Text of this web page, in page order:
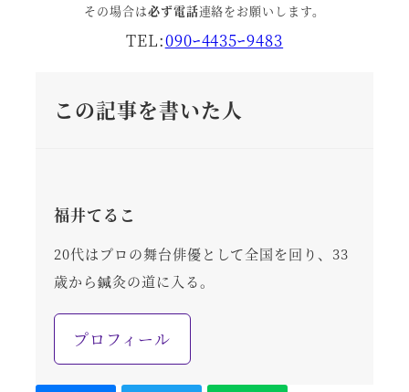
その場合は必ず電話連絡をお願いします。
TEL:090ｰ4435ｰ9483
この記事を書いた人
福井てるこ
20代はプロの舞台俳優として全国を回り、33
歳から鍼灸の道に入る。
プロフィール